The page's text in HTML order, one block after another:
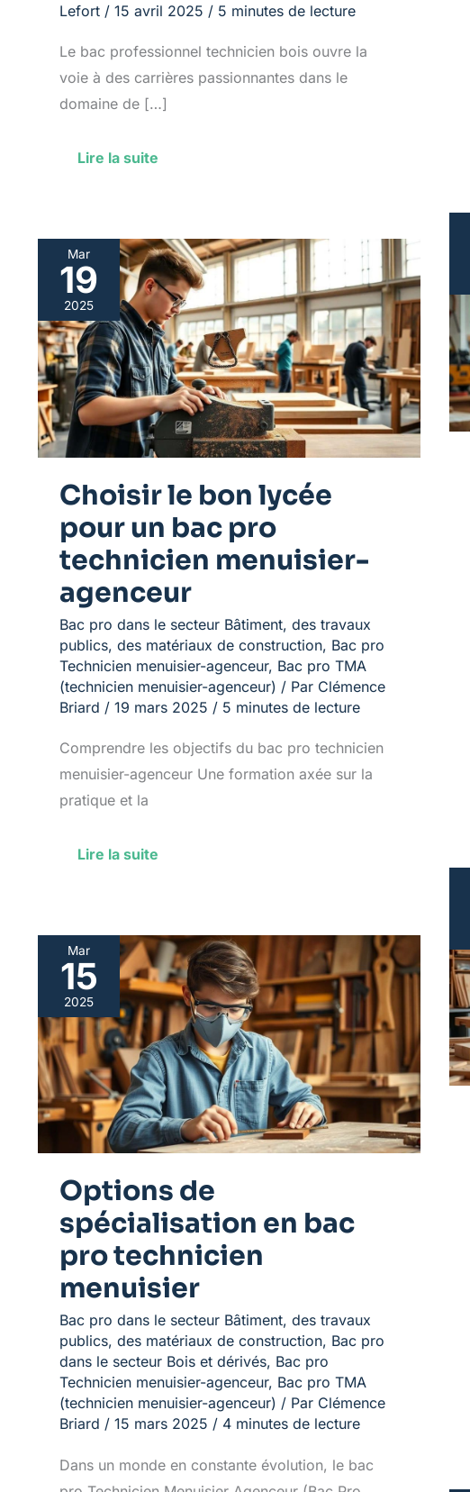
Lefort / 15 avril 2025 / 5 minutes de lecture
Le bac professionnel technicien bois ouvre la
voie à des carrières passionnantes dans le
domaine de […]
Lire la suite
Mar
19
2025
Choisir le bon lycée
pour un bac pro
technicien menuisier-
agenceur
Bac pro dans le secteur Bâtiment, des travaux
publics, des matériaux de construction, Bac pro
Technicien menuisier-agenceur, Bac pro TMA
(technicien menuisier-agenceur) / Par Clémence
Briard / 19 mars 2025 / 5 minutes de lecture
Comprendre les objectifs du bac pro technicien
menuisier-agenceur Une formation axée sur la
pratique et la
Choisir
le
bon
lycée
pour
un
bac
pro
technicien
menuisier-
Lire la suite
Mar
15
2025
Options de
spécialisation en bac
pro technicien
menuisier
Bac pro dans le secteur Bâtiment, des travaux
publics, des matériaux de construction, Bac pro
dans le secteur Bois et dérivés, Bac pro
Technicien menuisier-agenceur, Bac pro TMA
(technicien menuisier-agenceur) / Par Clémence
Briard / 15 mars 2025 / 4 minutes de lecture
Dans un monde en constante évolution, le bac
Options
de
spécialisation
en
bac
pro
technicien
menuisier